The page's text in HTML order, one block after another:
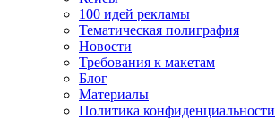
100 идей рекламы
Тематическая полиграфия
Новости
Требования к макетам
Блог
Материалы
Политика конфиденциальности